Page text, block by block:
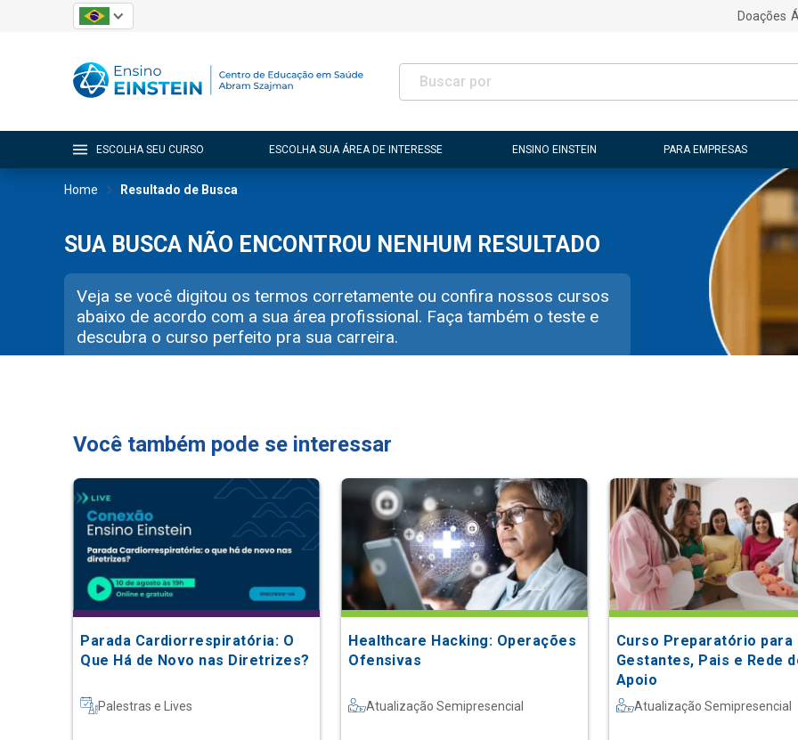
Doações
ESCOLHA SEU CURSO ESCOLHA SUA ÁREA DE INTERESSE ENSINO EINSTEIN PARA EMPRESAS
Home Resultado de Busca
SUA BUSCA NÃO ENCONTROU NENHUM RESULTADO
Veja se você digitou os termos corretamente ou confira nossos cursos
abaixo de acordo com a sua área profissional. Faça também o teste e
descubra o curso perfeito pra sua carreira.
Você também pode se interessar
Parada Cardiorrespiratória: O
Que Há de Novo nas Diretrizes?
Palestras e Lives
Healthcare Hacking: Operações
Ofensivas
Atualização Semipresencial
Curso Preparatório para
Gestantes, Pais e Rede
Apoio
Atualização Semipresencial